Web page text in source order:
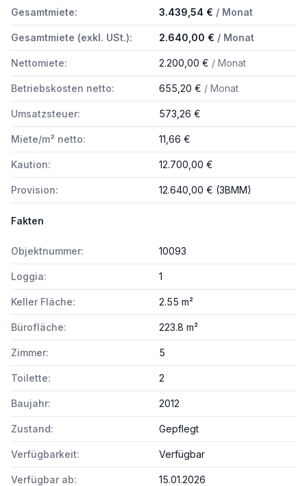
Gesamtmiete: 3.439,54 € / Monat
Gesamtmiete (exkl. USt.): 2.640,00 € / Monat
Nettomiete: 2.200,00 € / Monat
Betriebskosten netto: 655,20 € / Monat
Umsatzsteuer: 573,26 €
Miete/m² netto: 11,66 €
Kaution: 12.700,00 €
Provision: 12.640,00 € (3BMM)
Fakten
Objektnummer: 10093
Loggia: 1
Keller Fläche: 2.55 m²
Bürofläche: 223.8 m²
Zimmer: 5
Toilette: 2
Baujahr: 2012
Zustand: Gepflegt
Verfügbarkeit: Verfügbar
Verfügbar ab: 15.01.2026